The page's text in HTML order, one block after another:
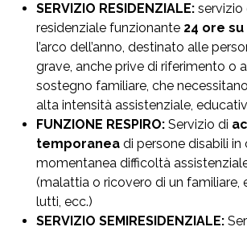
SERVIZIO RESIDENZIALE: servizio
residenziale funzionante 24 ore su
l’arco dell’anno, destinato alle
grave, anche prive di riferimento o
sostegno familiare, che
alta intensità assistenziale,
FUNZIONE RESPIRO: Servizio di
temporanea di persone disabili in
momentanea difficoltà
(malattia o ricovero di un familiare,
lutti, ecc.)
SERVIZIO SEMIRESIDENZIALE: